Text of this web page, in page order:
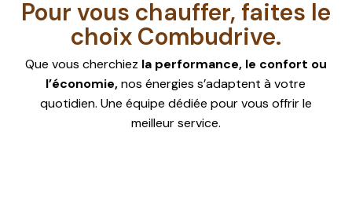
Pour vous chauffer, faites le
choix Combudrive.
Que vous cherchiez la performance, le confort ou
l’économie,nos énergies s’adaptent à votre
quotidien. Une équipe dédiée pour vous offrir le
meilleur service.